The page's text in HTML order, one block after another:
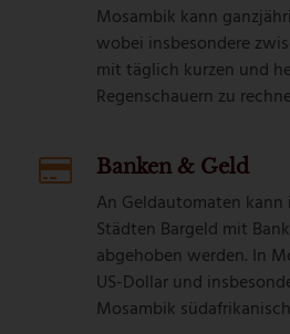
Mosambik kann
wobei insbesondere
mit täglich kurzen und
Regenschauern zu
Banken & Geld
An Geldautomaten kann
Städten Bargeld mit
abgehoben werden. In
US-Dollar und
Mosambik